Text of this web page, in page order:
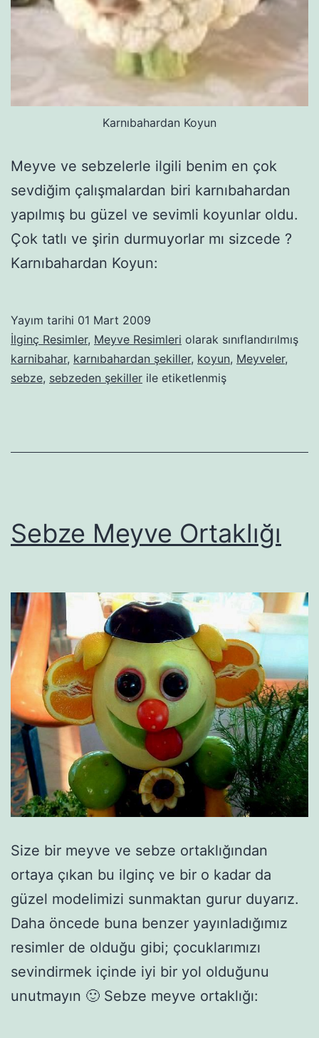
Karnıbahardan Koyun
Meyve ve sebzelerle ilgili benim en çok
sevdiğim çalışmalardan biri karnıbahardan
yapılmış bu güzel ve sevimli koyunlar oldu.
Çok tatlı ve şirin durmuyorlar mı sizcede ?
Karnıbahardan Koyun:
Yayım tarihi 01 Mart 2009
İlginç Resimler, Meyve Resimleri olarak sınıflandırılmış
karnibahar, karnıbahardan şekiller, koyun, Meyveler,
sebze, sebzeden şekiller ile etiketlenmiş
Sebze Meyve Ortaklığı
Size bir meyve ve sebze ortaklığından
ortaya çıkan bu ilginç ve bir o kadar da
güzel modelimizi sunmaktan gurur duyarız.
Daha öncede buna benzer yayınladığımız
resimler de olduğu gibi; çocuklarımızı
sevindirmek içinde iyi bir yol olduğunu
unutmayın 🙂 Sebze meyve ortaklığı: